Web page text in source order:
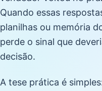
Quando essas
planilhas ou memória
perde o sinal que
decisão.
A tese prática é